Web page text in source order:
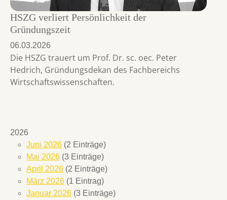
HSZG verliert Persönlichkeit der
Gründungszeit
06.03.2026
Die HSZG trauert um Prof. Dr. sc. oec. Peter
Hedrich, Gründungsdekan des Fachbereichs
Wirtschaftswissenschaften.
2026
Juni 2026 (2 Einträge)
Mai 2026 (3 Einträge)
April 2026 (2 Einträge)
März 2026 (1 Eintrag)
Januar 2026 (3 Einträge)